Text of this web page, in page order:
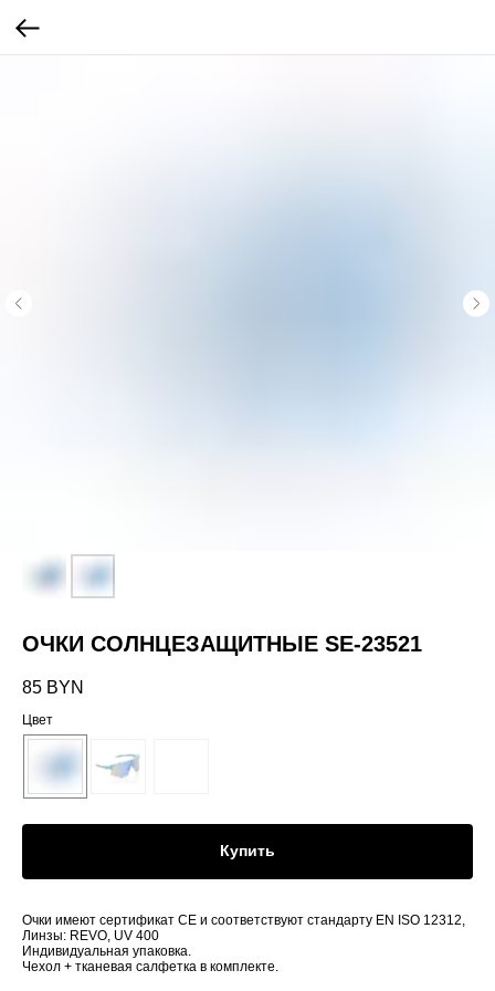
ОЧКИ СОЛНЦЕЗАЩИТНЫЕ SE-23521
85 BYN
Цвет
Купить
Очки имеют сертификат CE и соответствуют стандарту EN ISO 12312,
Линзы: REVO, UV 400
Индивидуальная упаковка.
Чехол + тканевая салфетка в комплекте.